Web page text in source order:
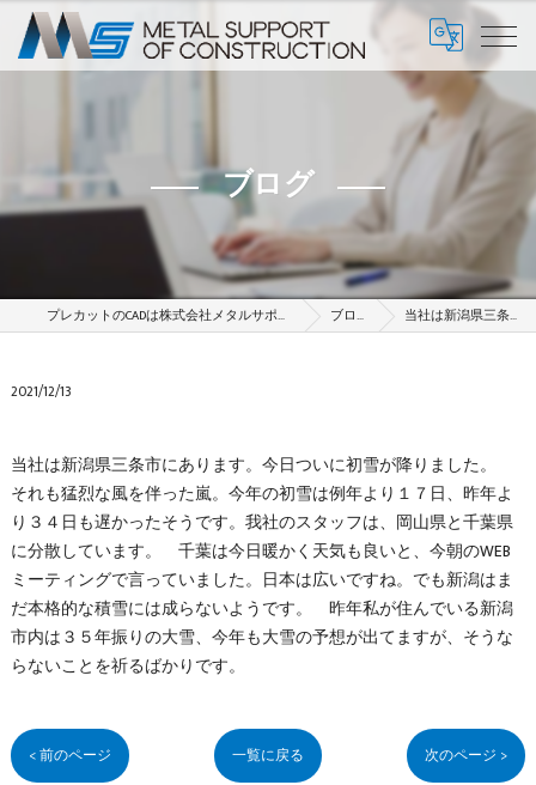
ブログ
プレカットのCADは株式会社メタルサポート ブログ 当社は新潟県三条市…
2021/12/13
当社は新潟県三条市にあります。今日ついに初雪が降りました。
それも猛烈な風を伴った嵐。今年の初雪は例年より１７日、昨年よ
り３４日も遅かったそうです。我社のスタッフは、岡山県と千葉県
に分散しています。 千葉は今日暖かく天気も良いと、今朝のWEB
ミーティングで言っていました。日本は広いですね。でも新潟はま
だ本格的な積雪には成らないようです。 昨年私が住んでいる新潟
市内は３５年振りの大雪、今年も大雪の予想が出てますが、そうな
らないことを祈るばかりです。
< 前のページ 一覧に戻る 次のページ >